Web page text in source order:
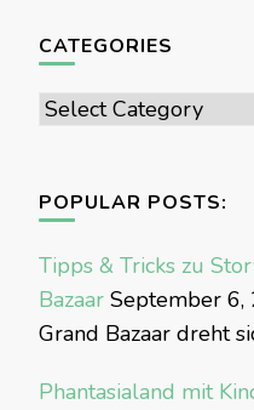
CATEGORIES
Categories
POPULAR POSTS:
Tipps & Tricks zu
Bazaar September 6,
Grand Bazaar dreht
Phantasialand mit